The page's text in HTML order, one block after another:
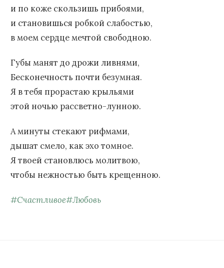
и по коже скользишь прибоями,
и становишься робкой слабостью,
в моем сердце мечтой свободною.
Губы манят до дрожи ливнями,
Бесконечность почти безумная.
Я в тебя прорастаю крыльями
этой ночью рассветно-лунною.
А минуты стекают рифмами,
дышат смело, как эхо томное.
Я твоей становлюсь молитвою,
чтобы нежностью быть крещенною.
#Счастливое#Любовь